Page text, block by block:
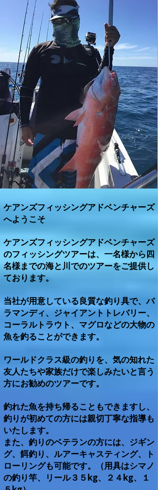
ケアンズフィッシングアドベンチャーズ
へようこそ
ケアンズフィッシングアドベンチャーズ
のフィッシングツアーは、一名様から四
名様までの海と川でのツアーをご提供し
ております。
当社が用意している良質な釣り具で、バ
ラマンディ、ジャイアントトレバリー、
コーラルトラウト、マグロなどの大物の
魚を釣ることができます。
ワールドクラス級の釣りを、気の知れた
友人たちや家族だけで楽しみたいと言う
方にお勧めのツアーです。
釣れた魚を持ち帰ることもできますし、
釣りが初めての方には親切丁寧な指導も
いたします。
また、釣りのベテランの方には、ジギン
グ、餌釣り、ルアーキャスティング、ト
ローリングも可能です。（用具はシマノ
の釣り竿、リール３５kg、２４kg、１